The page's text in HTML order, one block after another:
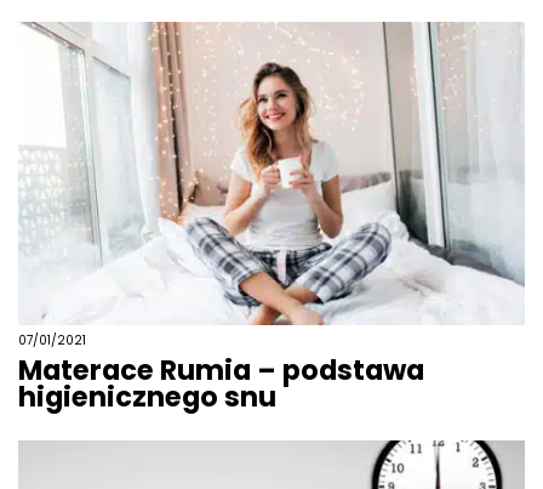
07/01/2021
Materace Rumia – podstawa
higienicznego snu